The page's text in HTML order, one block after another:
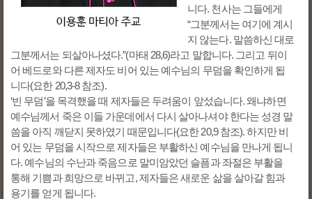
니다. 천사는 그들에게
“그분께서는 여기에 계시
지 않는다. 말씀하신 대로
그분께서는 되살아나셨다.”(마태 28,6)라고 말합니다. 그리고 뒤이
어 베드로와 다른 제자도 비어 있는 예수님의 무덤을 확인하게 됩
니다(요한 20,3-8 참조).
‘빈 무덤’을 목격했을 때 제자들은 두려움이 앞섰습니다. 왜냐하면
예수님께서 죽은 이들 가운데에서 다시 살아나셔야 한다는 성경 말
씀을 아직 깨닫지 못하였기 때문입니다(요한 20,9 참조). 하지만 비
어 있는 무덤을 시작으로 제자들은 부활하신 예수님을 만나게 됩니
다. 예수님의 수난과 죽음으로 말미암았던 슬픔과 좌절은 부활을
통해 기쁨과 희망으로 바뀌고, 제자들은 새로운 삶을 살아갈 힘과
용기를 얻게 됩니다.